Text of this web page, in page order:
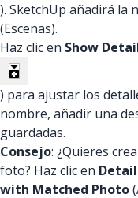
). SketchUp añadirá la
(Escenas).
Haz clic en Show
) para ajustar los
nombre, añadir una
guardadas.
Consejo: ¿Quieres
foto? Haz clic en
with Matched Photo